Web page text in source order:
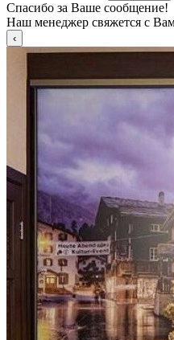
Спасибо за Ваше сообщение!
Наш менеджер свяжется с